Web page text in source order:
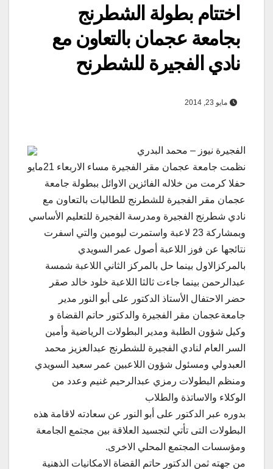
اختتام بطولة الشطرنج
بجامعة عجمان بالتعاون مع
نادي الفجيرة للشطرنح
مايو 23, 2014
الفجيرة نيوز – محمد البدري
نظمت جامعة عجمان مقر الفجيرة مساء الاربعاء 21مايو
حفلا كرمت من خلاله الفائزين الاوائل ببطولة جامعة
عجمان مقر الفجيرة للشطرنج للطالبات بالتعاون مع
نادي شطرنج الفجيرة ومدرسة الفجيرة للتعليم الأساسي
وبمشاركة 23 لاعبة واستمرت ليومين والتي اسفرت
نتائجها عن فوز اللاعبة أصول عمر السويدي
بالمركزالاول بينما حل بالمركز الثاني اللاعبة شمسة
عبدالرحمن بينما جاءت ثالثا اللاعبة خلود خالد صقر
حضر الاحتفال الأستاذ الدكتور على أبو النور مدير
جامعةعجمان مقر الفجيرة والدكتور حاتم القضاة و
وكيل شؤون الطلبة ومدير البطولات الرياضية وأمين
السر العام لنادي الفجيرة للشطرنج عبدالعزيز محمد
العبدولي ومسئول شؤون اللاعبين عمر سعيد السويدي
ومنظم البطولات رمزي عبدالرحيم غنيم وعدد من
الوكلاء والاساتذة والطلاب
بدوره عبر الدكتور على أبو النور عن سعادته لاقامة هذه
البطولات التى تأتي لتجسيد العلاقة بين مجتمع الجامعة
ومؤسسات المجتمع المحلي الاخرى.
من جهته ثمن الدكتور حاتم القضاة الامكانيات الذهنية